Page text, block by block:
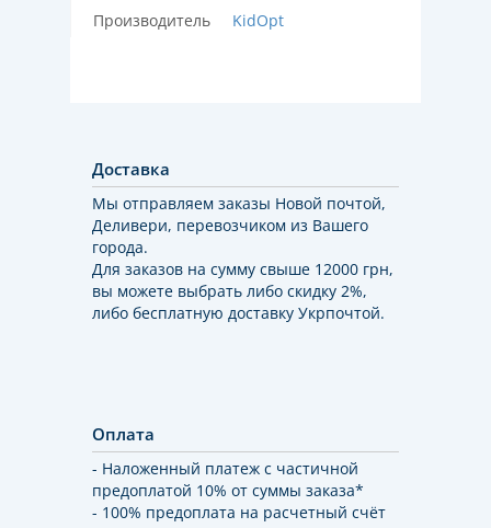
Производитель
KidOpt
Доставка
Мы отправляем заказы Новой почтой,
Деливери, перевозчиком из Вашего
города.
Для заказов на сумму свыше 12000 грн,
вы можете выбрать либо скидку 2%,
либо бесплатную доставку Укрпочтой.
Оплата
- Наложенный платеж с частичной
предоплатой 10% от суммы заказа*
- 100% предоплата на расчетный счёт